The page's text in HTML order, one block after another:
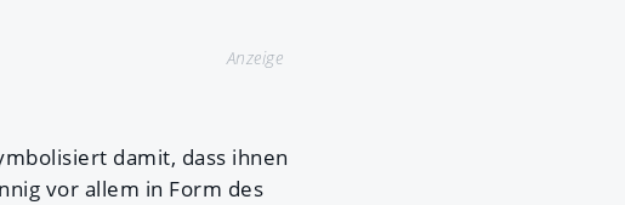
Anzeige
damit, dass ihnen
vor allem in Form des